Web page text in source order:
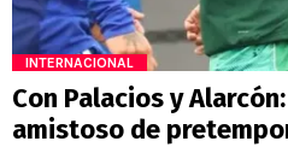
INTERNACIONAL
Con Palacios y
amistoso de